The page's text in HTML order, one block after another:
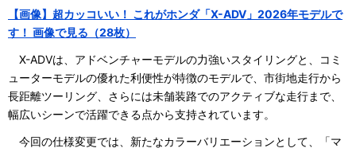
【画像】超カッコいい！ これがホンダ「X-ADV」2026年モデルで
す！ 画像で見る（28枚）
X-ADVは、アドベンチャーモデルの力強いスタイリングと、コミ
ューターモデルの優れた利便性が特徴のモデルで、市街地走行から
長距離ツーリング、さらには未舗装路でのアクティブな走行まで、
幅広いシーンで活躍できる点から支持されています。
今回の仕様変更では、新たなカラーバリエーションとして、「マ